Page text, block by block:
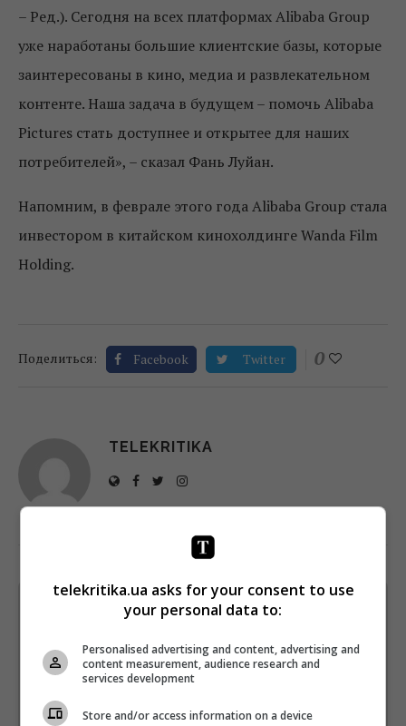
– Ред.). Сегодня на всех платформах Alibaba Group
уже наработаны большие клиентские базы, которые
заинтересованы в кино, медиа и развлекательном
контенте. Наша задача в будущем – помочь Alibaba
Pictures стать доступнее и открытее для наших
потребителей», – сказал Фань Луйан.
Напомним, в феврале этого года Alibaba Group стала
инвестором в китайском кинохолдинге Wanda Film
Holding.
Поделиться: Facebook Twitter 0
TELEKRITIKA
Щотижневий лист з найцікавішим.
Підпишіться ще раз, якщо не отримуєте від нас листи
telekritika.ua asks for your consent to use
your personal data to:
Personalised advertising and content, advertising and
content measurement, audience research and
services development
Store and/or access information on a device